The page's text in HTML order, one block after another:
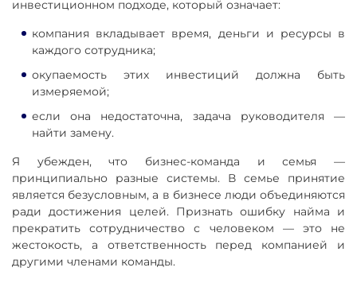
инвестиционном подходе, который означает:
компания вкладывает время, деньги и ресурсы в
каждого сотрудника;
окупаемость этих инвестиций должна быть
измеряемой;
если она недостаточна, задача руководителя —
найти замену.
Я убежден, что бизнес-команда и семья —
принципиально разные системы. В семье принятие
является безусловным, а в бизнесе люди объединяются
ради достижения целей. Признать ошибку найма и
прекратить сотрудничество с человеком — это не
жестокость, а ответственность перед компанией и
другими членами команды.